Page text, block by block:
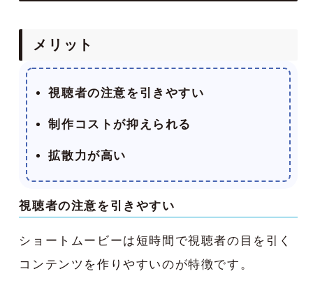
メリット
視聴者の注意を引きやすい
制作コストが抑えられる
拡散力が高い
視聴者の注意を引きやすい
ショートムービーは短時間で視聴者の目を引く
コンテンツを作りやすいのが特徴です。